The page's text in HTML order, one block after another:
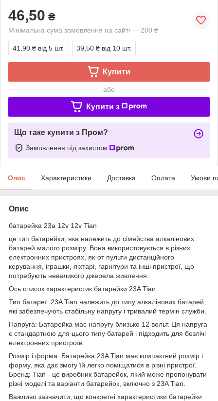
46,50 ₴
Мінімальна сума замовлення на сайті — 200 ₴
41,90 ₴ від 5 шт. 39,50 ₴ від 10 шт.
Купити
або
Купити з
Що таке купити з Пром?
Замовлення під захистом
Опис Характеристики Доставка Оплата Умови
Опис
батарейка 23а 12v 12v Tian
це тип батарейки, яка належить до сімейства алкалінових
батарей малого розміру. Вона використовується в різних
електронних пристроях, як-от пульти дистанційного
керування, іграшки, ліхтарі, гарнітури та інші пристрої, що
потребують невеликого джерела живлення.
Ось список характеристик батарейки 23A Tian:
Тип батареї: 23A Tian належить до типу алкалінових батарей,
які забезпечують стабільну напругу і тривалий термін служби.
Напруга: Батарейка має напругу близько 12 вольт. Ця напруга
є стандартною для цього типу батарей і підходить для безлічі
електронних пристроїв.
Розмір і форма: Батарейка 23A Tian має компактний розмір і
форму, яка дає змогу їй легко поміщатися в різні пристрої.
Бренд: Tian - це виробник батарейок, який може пропонувати
різні моделі та варіанти батарейок, включно з 23A Tian.
Важливо зазначити, що конкретні характеристики батарейки